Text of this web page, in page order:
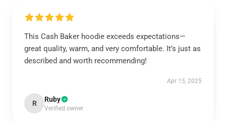
This Cash Baker hoodie exceeds expectations—
great quality, warm, and very comfortable. It’s just as
described and worth recommending!
Apr 15, 2025
R Ruby
Verified owner